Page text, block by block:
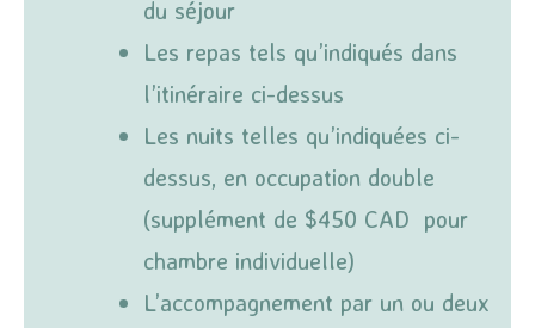
du séjour
Les repas tels qu’indiqués dans
l’itinéraire ci-dessus
Les nuits telles qu’indiquées ci-
dessus, en occupation double
(supplément de $450 CAD pour
chambre individuelle)
L’accompagnement par un ou deux